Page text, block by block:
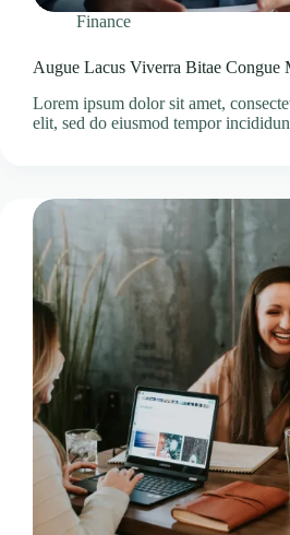
Finance
Augue Lacus Viverra Bitae Congue
Lorem ipsum dolor sit amet,
elit, sed do eiusmod tempor